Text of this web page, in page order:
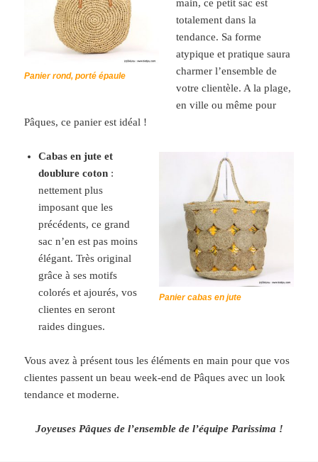
Panier rond, porté épaule
main, ce petit sac est
totalement dans la
tendance. Sa forme
atypique et pratique saura
charmer l’ensemble de
votre clientèle. A la plage,
en ville ou même pour
Pâques, ce panier est idéal !
Panier cabas en jute
Cabas en jute et
doublure coton :
nettement plus
imposant que les
précédents, ce grand
sac n’en est pas moins
élégant. Très original
grâce à ses motifs
colorés et ajourés, vos
clientes en seront
raides dingues.
Vous avez à présent tous les éléments en main pour que vos
clientes passent un beau week-end de Pâques avec un look
tendance et moderne.
Joyeuses Pâques de l’ensemble de l’équipe Parissima !